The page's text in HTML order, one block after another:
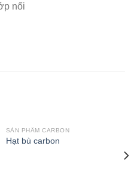
nối
SẢN PHẨM CARBON
Hạt bù carbon